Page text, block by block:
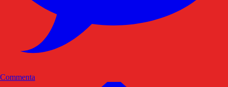
Commenta